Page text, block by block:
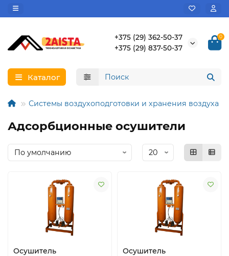
+375 (29) 362-50-37
+375 (29) 837-50-37
0
Каталог
Системы воздухоподготовки и хранения воздуха
Адсорбционные осушители
Осушитель
Осушитель